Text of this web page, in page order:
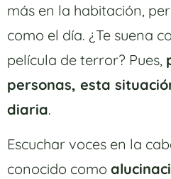
más en la habitación,
como el día. ¿Te suena
película de terror? Pues,
personas, esta
diaria.
Escuchar voces en la
conocido como